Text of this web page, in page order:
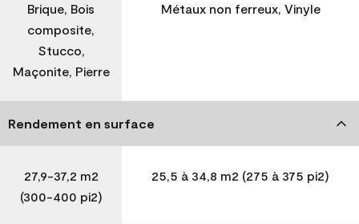
Brique, Bois
composite,
Stucco,
Maçonite, Pierre
Métaux non ferreux, Vinyle
Rendement en surface
27,9-37,2 m2
(300-400 pi2)
25,5 à 34,8 m2 (275 à 375 pi2)